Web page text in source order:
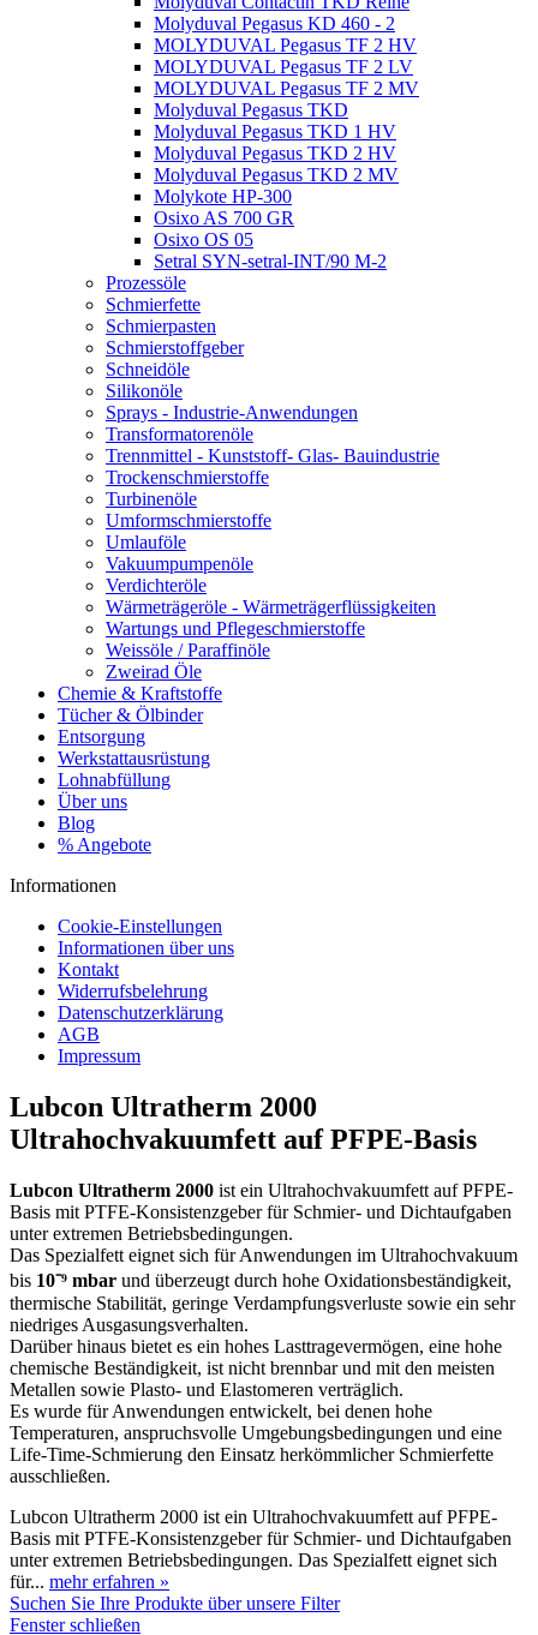
Molyduval Pegasus KD 460 - 2
MOLYDUVAL Pegasus TF 2 HV
MOLYDUVAL Pegasus TF 2 LV
MOLYDUVAL Pegasus TF 2 MV
Molyduval Pegasus TKD
Molyduval Pegasus TKD 1 HV
Molyduval Pegasus TKD 2 HV
Molyduval Pegasus TKD 2 MV
Molykote HP-300
Osixo AS 700 GR
Osixo OS 05
Setral SYN-setral-INT/90 M-2
Prozessöle
Schmierfette
Schmierpasten
Schmierstoffgeber
Schneidöle
Silikonöle
Sprays - Industrie-Anwendungen
Transformatorenöle
Trennmittel - Kunststoff- Glas- Bauindustrie
Trockenschmierstoffe
Turbinenöle
Umformschmierstoffe
Umlauföle
Vakuumpumpenöle
Verdichteröle
Wärmeträgeröle - Wärmeträgerflüssigkeiten
Wartungs und Pflegeschmierstoffe
Weissöle / Paraffinöle
Zweirad Öle
Chemie & Kraftstoffe
Tücher & Ölbinder
Entsorgung
Werkstattausrüstung
Lohnabfüllung
Über uns
Blog
% Angebote
Informationen
Cookie-Einstellungen
Informationen über uns
Kontakt
Widerrufsbelehrung
Datenschutzerklärung
AGB
Impressum
Lubcon Ultratherm 2000
Ultrahochvakuumfett auf PFPE-Basis
Lubcon Ultratherm 2000 ist ein Ultrahochvakuumfett auf PFPE-
Basis mit PTFE-Konsistenzgeber für Schmier- und Dichtaufgaben
unter extremen Betriebsbedingungen.
Das Spezialfett eignet sich für Anwendungen im Ultrahochvakuum
bis 10⁻⁹ mbar und überzeugt durch hohe Oxidationsbeständigkeit,
thermische Stabilität, geringe Verdampfungsverluste sowie ein sehr
niedriges Ausgasungsverhalten.
Darüber hinaus bietet es ein hohes Lasttragevermögen, eine hohe
chemische Beständigkeit, ist nicht brennbar und mit den meisten
Metallen sowie Plasto- und Elastomeren verträglich.
Es wurde für Anwendungen entwickelt, bei denen hohe
Temperaturen, anspruchsvolle Umgebungsbedingungen und eine
Life-Time-Schmierung den Einsatz herkömmlicher Schmierfette
ausschließen.
Lubcon Ultratherm 2000 ist ein Ultrahochvakuumfett auf PFPE-
Basis mit PTFE-Konsistenzgeber für Schmier- und Dichtaufgaben
unter extremen Betriebsbedingungen. Das Spezialfett eignet sich
für... mehr erfahren »
Suchen Sie Ihre Produkte über unsere Filter
Fenster schließen